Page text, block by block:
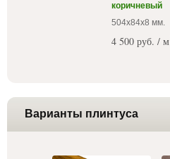
коричневый
504х84х8 мм.
4 500 руб. / м
Варианты плинтуса